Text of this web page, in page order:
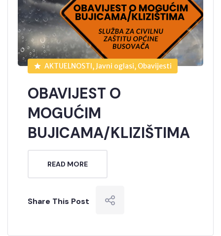
AKTUELNOSTI, Javni oglasi, Obavijesti
OBAVIJEST O
MOGUĆIM
BUJICAMA/KLIZIŠTIMA
READ MORE
Share This Post